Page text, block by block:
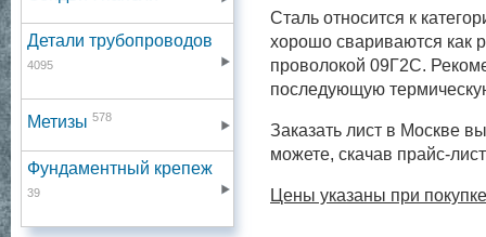
Детали трубопроводов
4095
Метизы 578
Фундаментный крепеж
39
Сталь относится к
хорошо свариваются как
проволокой 09Г2С.
последующую
Заказать лист в Москве
можете, скачав прайс-
Цены указаны при